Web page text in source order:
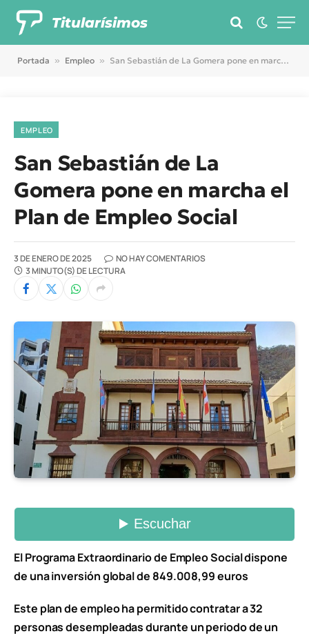
Titularísimos
Portada » Empleo » San Sebastián de La Gomera pone en marcha el Plan de Empleo Social
EMPLEO
San Sebastián de La
Gomera pone en marcha el
Plan de Empleo Social
3 DE ENERO DE 2025
NO HAY COMENTARIOS
3 MINUTO(S) DE LECTURA
El Programa Extraordinario de Empleo Social dispone
de una inversión global de 849.008,99 euros
Este plan de empleo ha permitido contratar a 32
personas desempleadas durante un periodo de un